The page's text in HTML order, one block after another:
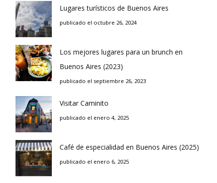
Lugares turísticos de Buenos Aires
publicado el octubre 26, 2024
Los mejores lugares para un brunch en
Buenos Aires (2023)
publicado el septiembre 26, 2023
Visitar Caminito
publicado el enero 4, 2025
Café de especialidad en Buenos Aires (2025)
publicado el enero 6, 2025